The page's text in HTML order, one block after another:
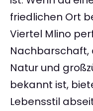
friedlichen Ort
Viertel Mlino
Nachbarschaft,
Natur und
bekannt ist,
Lebensstil